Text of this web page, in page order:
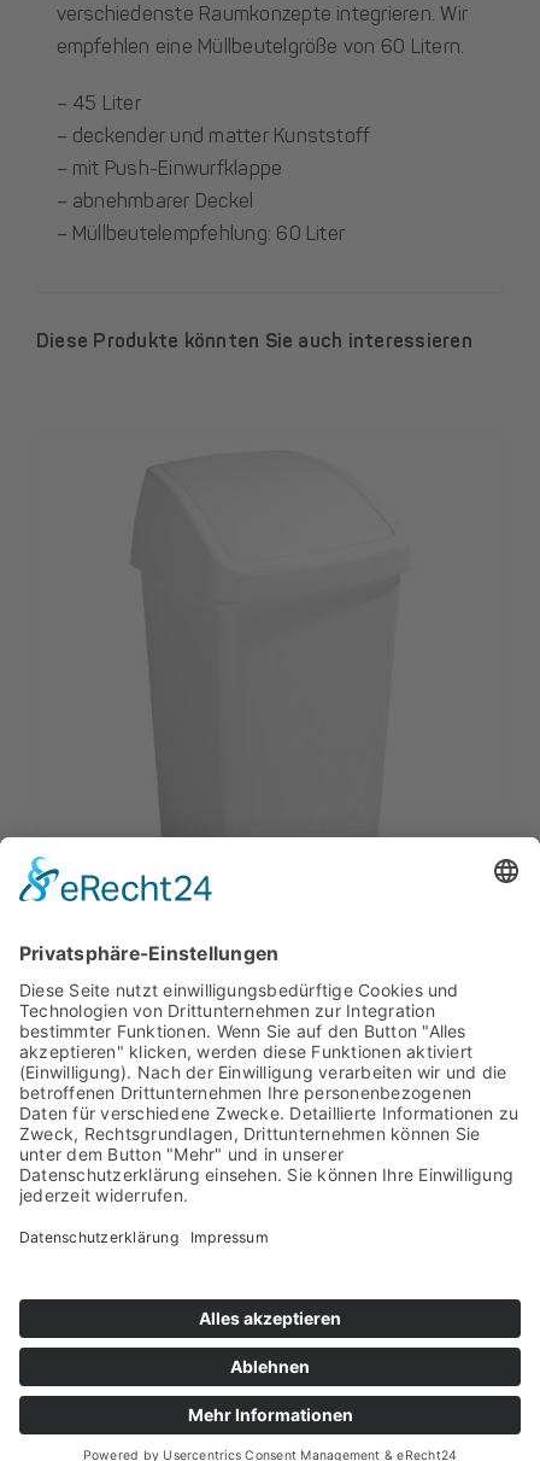
verschiedenste Raumkonzepte integrieren. Wir
empfehlen eine Müllbeutelgröße von 60 Litern.
– 45 Liter
– deckender und matter Kunststoff
– mit Push-Einwurfklappe
– abnehmbarer Deckel
– Müllbeutelempfehlung: 60 Liter
Diese Produkte könnten Sie auch interessieren
Impressum Datenschutz
Cookie-Einstellungen